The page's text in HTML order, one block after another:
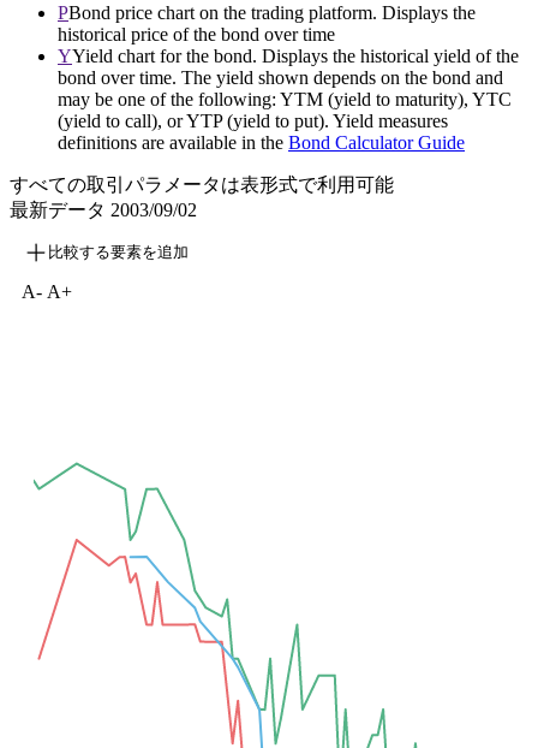
PBond price chart on the trading platform. Displays the
historical price of the bond over time
YYield chart for the bond. Displays the historical yield of the
bond over time. The yield shown depends on the bond and
may be one of the following: YTM (yield to maturity), YTC
(yield to call), or YTP (yield to put). Yield measures
definitions are available in the Bond Calculator Guide
すべての取引パラメータは表形式で利用可能
最新データ 2003/09/02
比較する要素を追加